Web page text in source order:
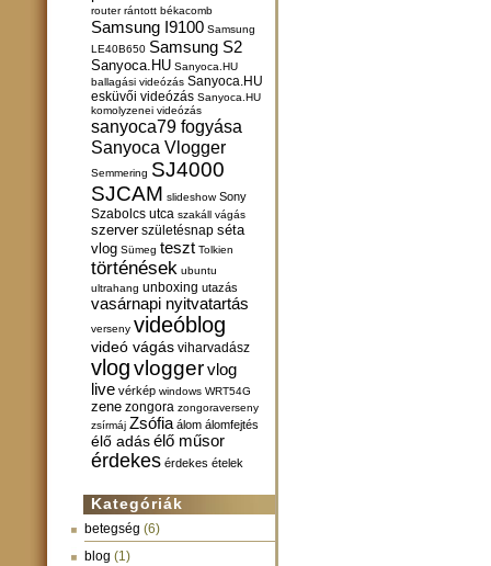
router rántott békacomb
Samsung I9100 Samsung
LE40B650 Samsung S2
Sanyoca.HU Sanyoca.HU
ballagási videózás Sanyoca.HU
esküvői videózás Sanyoca.HU
komolyzenei videózás
sanyoca79 fogyása
Sanyoca Vlogger
Semmering SJ4000
SJCAM slideshow Sony
Szabolcs utca szakáll vágás
szerver születésnap séta
vlog Sümeg teszt Tolkien
történések ubuntu
ultrahang unboxing utazás
vasárnapi nyitvatartás
verseny videóblog
videó vágás viharvadász
vlogvloggervlog
live vérkép windows WRT54G
zene zongora zongoraverseny
zsírmáj Zsófia álom álomfejtés
élő adás élő műsor
érdekes érdekes ételek
Kategóriák
betegség (6)
blog (1)